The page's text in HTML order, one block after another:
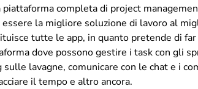
piattaforma completa di project
essere la migliore soluzione di lavoro al
tutte le app, in quanto pretende di
dove possono gestire i task con gli
lavagne, comunicare con le chat e i
il tempo e altro ancora.